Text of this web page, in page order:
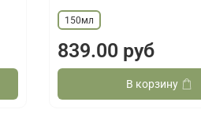
150мл
839.00 руб
В корзину